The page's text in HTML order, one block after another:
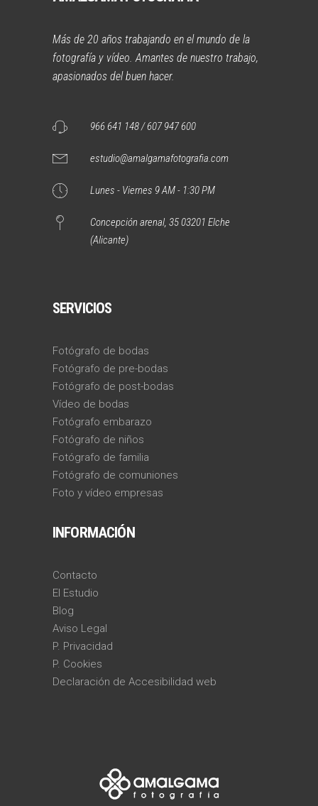
Más de 20 años trabajando en el mundo de la
fotografía y vídeo. Amantes de nuestro trabajo,
apasionados del buen hacer.
966 641 148 / 607 947 600
estudio@amalgamafotografia.com
Lunes - Viernes 9 AM - 1:30 PM
Concepción arenal, 35 03201 Elche
(Alicante)
SERVICIOS
Fotógrafo de bodas
Fotógrafo de pre-bodas
Fotógrafo de post-bodas
Vídeo de bodas
Fotógrafo embarazo
Fotógrafo de niños
Fotógrafo de familia
Fotógrafo de comuniones
Foto y vídeo empresas
INFORMACIÓN
Contacto
El Estudio
Blog
Aviso Legal
P. Privacidad
P. Cookies
Declaración de Accesibilidad web